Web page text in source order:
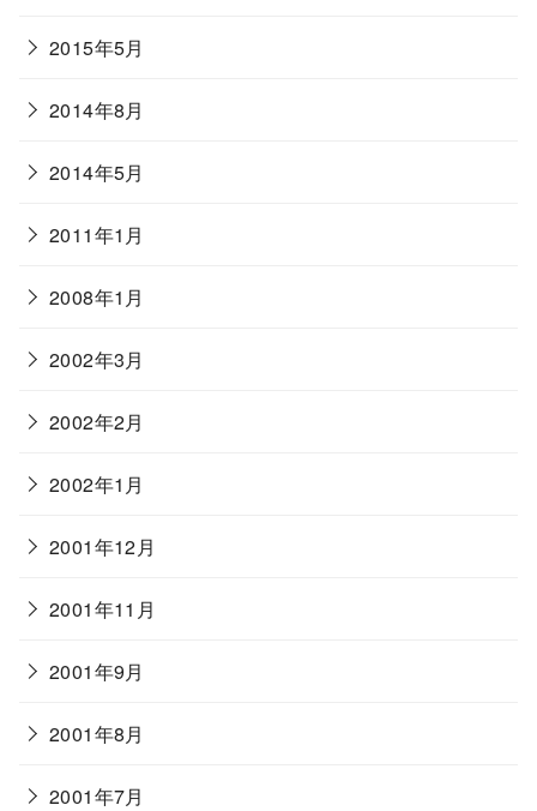
2015年5月
2014年8月
2014年5月
2011年1月
2008年1月
2002年3月
2002年2月
2002年1月
2001年12月
2001年11月
2001年9月
2001年8月
2001年7月